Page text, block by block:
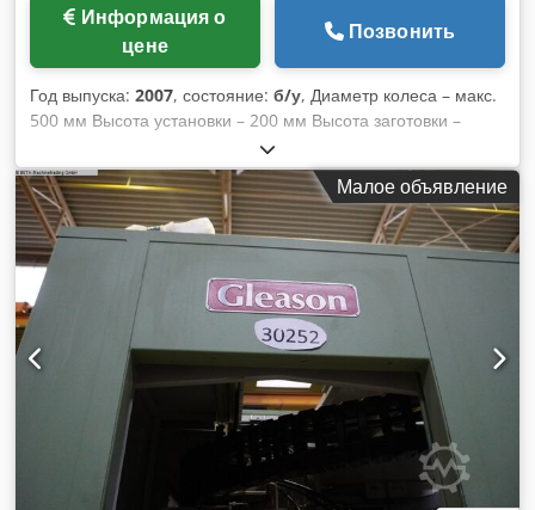
цене
Позвонить
Год выпуска: 2007, состояние: б/у, Диаметр колеса – макс.
500 мм Высота установки – 200 мм Высота заготовки –
макс. 200 мм Система управления: Siemens Simatic
MultiPanel Масса станка – ок. 6 т Габаритные размеры – ок.
4000x1700x3250 мм Максимальный внешний диаметр
заготовки: 500 мм Максимальная высота заготовки: 200 мм
Минимальный внутренний диаметр заготовки: 60 мм
Усилие прижатия внутреннего прижимного кольца: 120 кН
Усилие прижатия внешнего прижимного кольца: 240 кН
Cedpfx Aoyan N Ssaneha Распирающее усилие
расширительного дорна: 60 кН Выталкивающее усилие:
800 кН Производительность насоса для подачи закалочного
масла (базовая комплектация): 750 л/мин Объем
резервуара для закалочного масла закалочной машины: ок.
2000 литров Объем резервуара для гидравлического
масла: 400 литров Рабочее давление пневматической
системы: 6 бар
Малое объявление